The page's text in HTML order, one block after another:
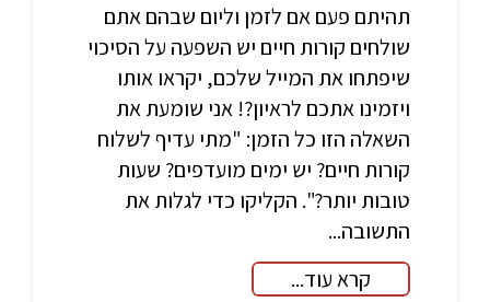
תהיתם פעם אם לזמן וליום שבהם אתם
שולחים קורות חיים יש השפעה על הסיכוי
שיפתחו את המייל שלכם, יקראו אותו
ויזמינו אתכם לראיון?! אני שומעת את
השאלה הזו כל הזמן: "מתי עדיף לשלוח
קורות חיים? יש ימים מועדפים? שעות
טובות יותר?". הקליקו כדי לגלות את
התשובה...
קרא עוד...